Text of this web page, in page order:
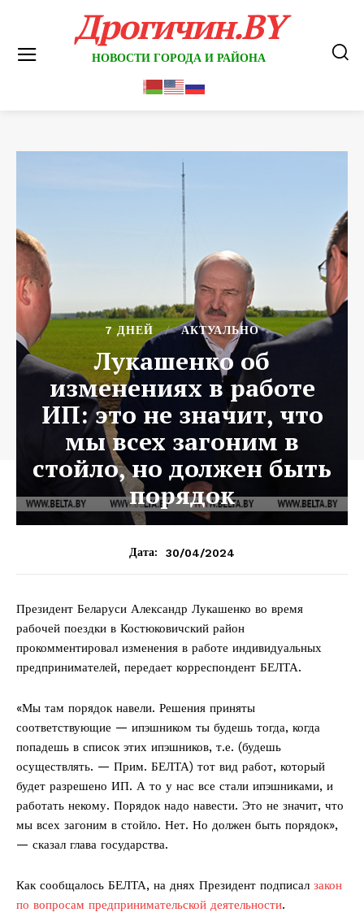
Дрогичин.BY
НОВОСТИ ГОРОДА И РАЙОНА
7 ДНЕЙ АКТУАЛЬНО
Лукашенко об
изменениях в работе
ИП: это не значит, что
мы всех загоним в
стойло, но должен быть
порядок
Дата: 30/04/2024
Президент Беларуси Александр Лукашенко во время
рабочей поездки в Костюковичский район
прокомментировал изменения в работе индивидуальных
предпринимателей, передает корреспондент БЕЛТА.
«Мы там порядок навели. Решения приняты
соответствующие — ипэшником ты будешь тогда, когда
попадешь в список этих ипэшников, т.е. (будешь
осуществлять. — Прим. БЕЛТА) тот вид работ, который
будет разрешено ИП. А то у нас все стали ипэшниками, и
работать некому. Порядок надо навести. Это не значит, что
мы всех загоним в стойло. Нет. Но должен быть порядок»,
— сказал глава государства.
Как сообщалось БЕЛТА, на днях Президент подписал закон
по вопросам предпринимательской деятельности.